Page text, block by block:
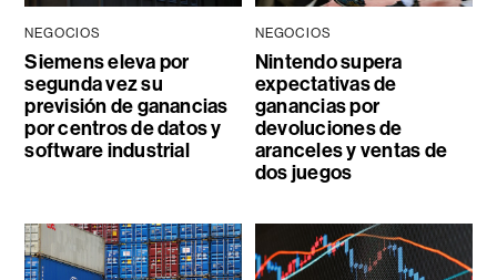
NEGOCIOS
Siemens eleva por
segunda vez su
previsión de ganancias
por centros de datos y
software industrial
NEGOCIOS
Nintendo supera
expectativas de
ganancias por
devoluciones de
aranceles y ventas de
dos juegos